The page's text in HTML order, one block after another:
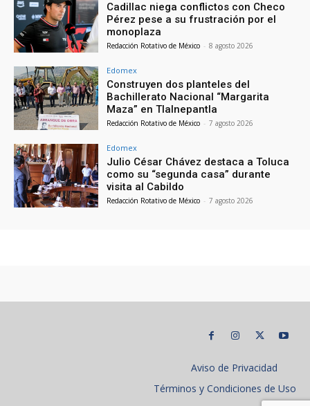
Cadillac niega conflictos con Checo
Pérez pese a su frustración por el
monoplaza
Redacción Rotativo de México - 8 agosto 2026
Edomex
Construyen dos planteles del
Bachillerato Nacional “Margarita
Maza” en Tlalnepantla
Redacción Rotativo de México - 7 agosto 2026
Edomex
Julio César Chávez destaca a Toluca
como su “segunda casa” durante
visita al Cabildo
Redacción Rotativo de México - 7 agosto 2026
Aviso de Privacidad
Términos y Condiciones de Uso